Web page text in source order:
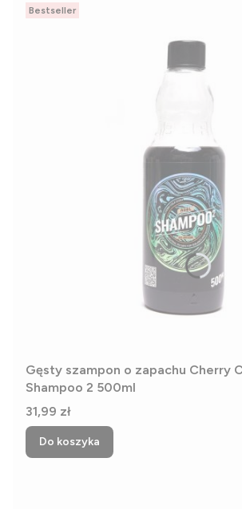
Bestseller
Gęsty szampon o zapachu Cherry
Shampoo 2 500ml
Cena
31,99 zł
Do koszyka